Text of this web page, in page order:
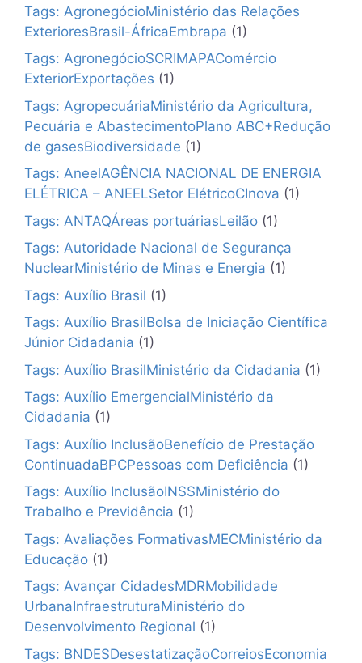
Tags: AgronegócioMinistério das Relações
ExterioresBrasil-ÁfricaEmbrapa (1)
Tags: AgronegócioSCRIMAPAComércio
ExteriorExportações (1)
Tags: AgropecuáriaMinistério da Agricultura,
Pecuária e AbastecimentoPlano ABC+Redução
de gasesBiodiversidade (1)
Tags: AneelAGÊNCIA NACIONAL DE ENERGIA
ELÉTRICA – ANEELSetor ElétricoCInova (1)
Tags: ANTAQÁreas portuáriasLeilão (1)
Tags: Autoridade Nacional de Segurança
NuclearMinistério de Minas e Energia (1)
Tags: Auxílio Brasil (1)
Tags: Auxílio BrasilBolsa de Iniciação Científica
Júnior Cidadania (1)
Tags: Auxílio BrasilMinistério da Cidadania (1)
Tags: Auxílio EmergencialMinistério da
Cidadania (1)
Tags: Auxílio InclusãoBenefício de Prestação
ContinuadaBPCPessoas com Deficiência (1)
Tags: Auxílio InclusãoINSSMinistério do
Trabalho e Previdência (1)
Tags: Avaliações FormativasMECMinistério da
Educação (1)
Tags: Avançar CidadesMDRMobilidade
UrbanaInfraestruturaMinistério do
Desenvolvimento Regional (1)
Tags: BNDESDesestatizaçãoCorreiosEconomia